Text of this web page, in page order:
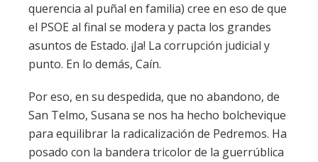
querencia al puñal en familia) cree en eso de que
el PSOE al final se modera y pacta los grandes
asuntos de Estado. ¡Ja! La corrupción judicial y
punto. En lo demás, Caín.
Por eso, en su despedida, que no abandono, de
San Telmo, Susana se nos ha hecho bolchevique
para equilibrar la radicalización de Pedremos. Ha
posado con la bandera tricolor de la guerrública